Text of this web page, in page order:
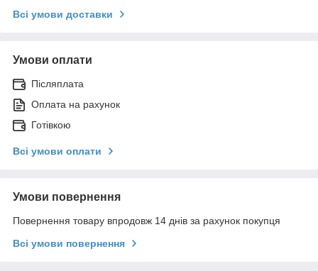
Всі умови доставки
Умови оплати
Післяплата
Оплата на рахунок
Готівкою
Всі умови оплати
Умови повернення
Повернення товару впродовж 14 днів за рахунок покупця
Всі умови повернення